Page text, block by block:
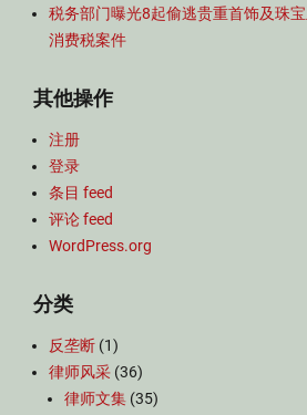
税务部门曝光8起偷逃贵重首饰及珠
消费税案件
其他操作
注册
登录
条目 feed
评论 feed
WordPress.org
分类
反垄断 (1)
律师风采 (36)
律师文集 (35)